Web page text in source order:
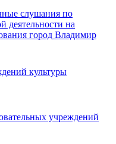
слушания по
деятельности на
город Владимир
культуры
учреждений